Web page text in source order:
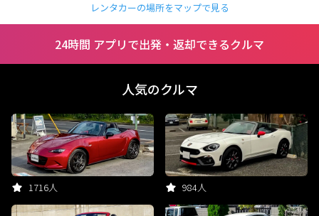
レンタカーの場所をマップで見る
24時間 アプリで出発・返却できるクルマ
人気のクルマ
1716人 984人